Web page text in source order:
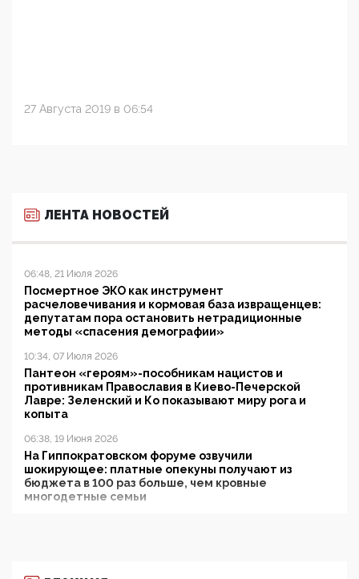
27 Августа 2019 в 06:54
ЛЕНТА НОВОСТЕЙ
06:48, 21 Июля 2026
Посмертное ЭКО как инструмент
расчеловечивания и кормовая база извращенцев:
депутатам пора остановить нетрадиционные
методы «спасения демографии»
10:34, 07 Июля 2026
Пантеон «героям»-пособникам нацистов и
противникам Православия в Киево-Печерской
Лавре: Зеленский и Ко показывают миру рога и
копыта
06:38, 19 Июня 2026
На Гиппократовском форуме озвучили
шокирующее: платные опекуны получают из
бюджета в 100 раз больше, чем кровные
многодетные семьи